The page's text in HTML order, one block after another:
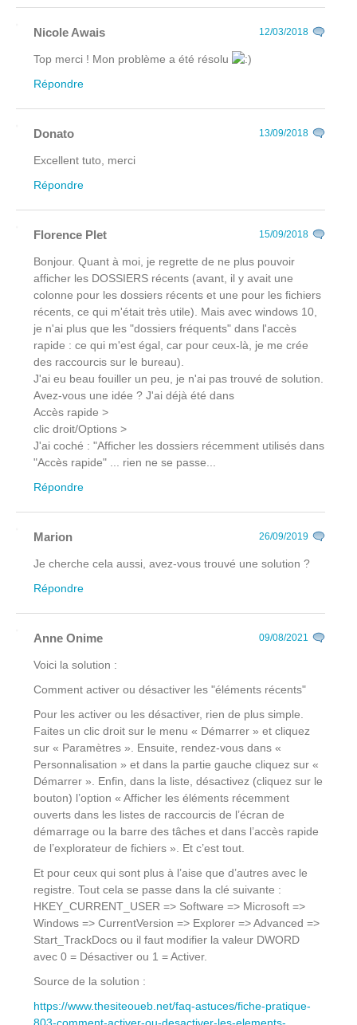
Nicole Awais 12/03/2018
Top merci ! Mon problème a été résolu
Répondre
Donato 13/09/2018
Excellent tuto, merci
Répondre
Florence Plet 15/09/2018
Bonjour. Quant à moi, je regrette de ne plus pouvoir
afficher les DOSSIERS récents (avant, il y avait une
colonne pour les dossiers récents et une pour les fichiers
récents, ce qui m'était très utile). Mais avec windows 10,
je n'ai plus que les "dossiers fréquents" dans l'accès
rapide : ce qui m'est égal, car pour ceux-là, je me crée
des raccourcis sur le bureau).
J'ai eu beau fouiller un peu, je n'ai pas trouvé de solution.
Avez-vous une idée ? J'ai déjà été dans
Accès rapide >
clic droit/Options >
J'ai coché : "Afficher les dossiers récemment utilisés dans
"Accès rapide" ... rien ne se passe...
Répondre
Marion 26/09/2019
Je cherche cela aussi, avez-vous trouvé une solution ?
Répondre
Anne Onime 09/08/2021
Voici la solution :
Comment activer ou désactiver les "éléments récents"
Pour les activer ou les désactiver, rien de plus simple.
Faites un clic droit sur le menu « Démarrer » et cliquez
sur « Paramètres ». Ensuite, rendez-vous dans «
Personnalisation » et dans la partie gauche cliquez sur «
Démarrer ». Enfin, dans la liste, désactivez (cliquez sur le
bouton) l’option « Afficher les éléments récemment
ouverts dans les listes de raccourcis de l’écran de
démarrage ou la barre des tâches et dans l’accès rapide
de l’explorateur de fichiers ». Et c’est tout.
Et pour ceux qui sont plus à l’aise que d’autres avec le
registre. Tout cela se passe dans la clé suivante :
HKEY_CURRENT_USER => Software => Microsoft =>
Windows => CurrentVersion => Explorer => Advanced =>
Start_TrackDocs ou il faut modifier la valeur DWORD
avec 0 = Désactiver ou 1 = Activer.
Source de la solution :
https://www.thesiteoueb.net/faq-astuces/fiche-pratique-